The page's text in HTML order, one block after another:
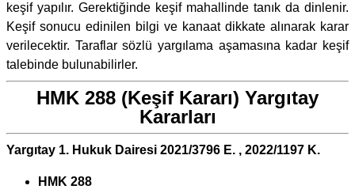
keşif yapılır. Gerektiğinde keşif mahallinde tanık da dinlenir.
Keşif sonucu edinilen bilgi ve kanaat dikkate alınarak karar
verilecektir. Taraflar sözlü yargılama aşamasına kadar keşif
talebinde bulunabilirler.
HMK 288 (Keşif Kararı) Yargıtay
Kararları
Yargıtay 1. Hukuk Dairesi 2021/3796 E. , 2022/1197 K.
HMK 288